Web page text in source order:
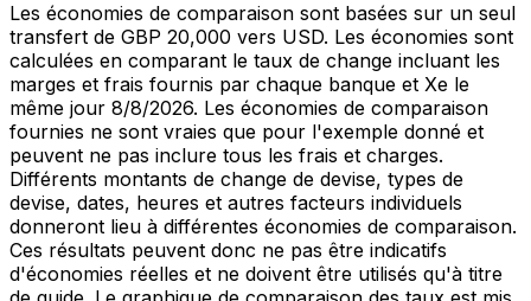
Les économies de comparaison sont basées sur un seul
transfert de GBP 20,000 vers USD. Les économies sont
calculées en comparant le taux de change incluant les
marges et frais fournis par chaque banque et Xe le
même jour 8/8/2026. Les économies de comparaison
fournies ne sont vraies que pour l'exemple donné et
peuvent ne pas inclure tous les frais et charges.
Différents montants de change de devise, types de
devise, dates, heures et autres facteurs individuels
donneront lieu à différentes économies de comparaison.
Ces résultats peuvent donc ne pas être indicatifs
d'économies réelles et ne doivent être utilisés qu'à titre